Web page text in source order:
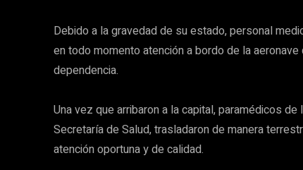
Debido a la gravedad de su estado, personal
en todo momento atención a bordo de la
dependencia.
Una vez que arribaron a la capital, paramédicos
Secretaría de Salud, trasladaron de manera
atención oportuna y de calidad.